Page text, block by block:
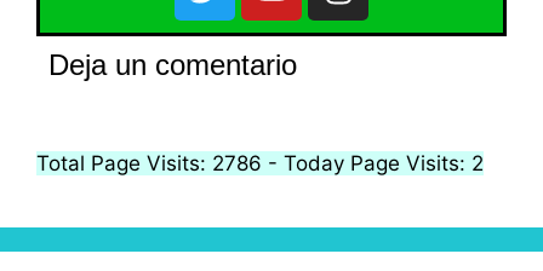
Deja un comentario
Total Page Visits: 2786 - Today Page Visits: 2